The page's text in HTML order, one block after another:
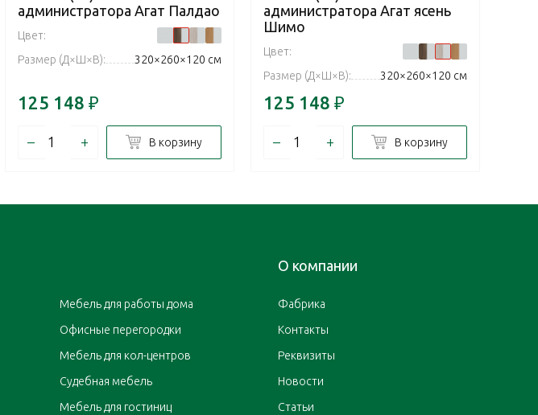
администратора Агат Палдао
Цвет:
Размер (Д×Ш×В):
320×260×120 см
125 148 ₽
– + В корзину
администратора Агат ясень
Шимо
Цвет:
Размер (Д×Ш×В):
320×260×120 см
125 148 ₽
– + В корзину
Мебель для работы дома
Офисные перегородки
Мебель для кол-центров
Судебная мебель
Мебель для гостиниц
О компании
Фабрика
Контакты
Реквизиты
Новости
Статьи